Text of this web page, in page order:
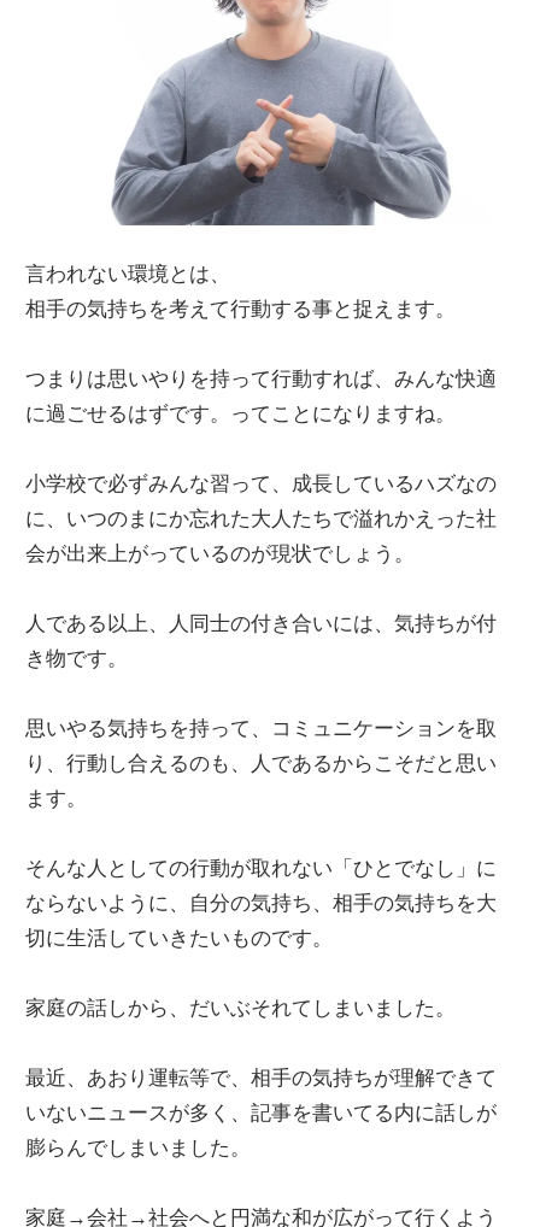
言われない環境とは、
相手の気持ちを考えて行動する事と捉えます。
つまりは思いやりを持って行動すれば、みんな快適
に過ごせるはずです。ってことになりますね。
小学校で必ずみんな習って、成長しているハズなの
に、いつのまにか忘れた大人たちで溢れかえった社
会が出来上がっているのが現状でしょう。
人である以上、人同士の付き合いには、気持ちが付
き物です。
思いやる気持ちを持って、コミュニケーションを取
り、行動し合えるのも、人であるからこそだと思い
ます。
そんな人としての行動が取れない「ひとでなし」に
ならないように、自分の気持ち、相手の気持ちを大
切に生活していきたいものです。
家庭の話しから、だいぶそれてしまいました。
最近、あおり運転等で、相手の気持ちが理解できて
いないニュースが多く、記事を書いてる内に話しが
膨らんでしまいました。
家庭→会社→社会へと円満な和が広がって行くよう